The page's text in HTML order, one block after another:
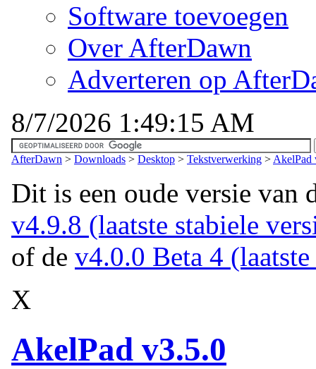
Software toevoegen
Over AfterDawn
Adverteren op
8/7/2026 1:49:15 AM
AfterDawn > Downloads > Desktop > Tekstverwerking > AkelPad
Dit is een oude versie van
v4.9.8 (laatste stabiele
of de v4.0.0 Beta 4
X
AkelPad v3.5.0